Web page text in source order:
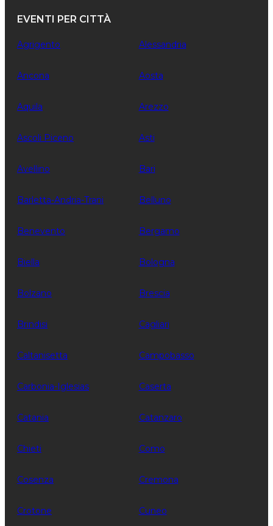
EVENTI PER CITTÀ
Agrigento Alessandria
Ancona Aosta
Aquila Arezzo
Ascoli Piceno Asti
Avellino Bari
Barletta-Andria-Trani Belluno
Benevento Bergamo
Biella Bologna
Bolzano Brescia
Brindisi Cagliari
Caltanisetta Campobasso
Carbonia-Iglesias Caserta
Catania Catanzaro
Chieti Como
Cosenza Cremona
Crotone Cuneo